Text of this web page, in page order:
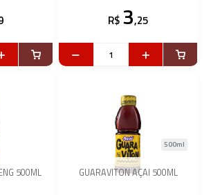
R$ 3,25
500ML GUARAVITON AÇAI 500ML
500ml